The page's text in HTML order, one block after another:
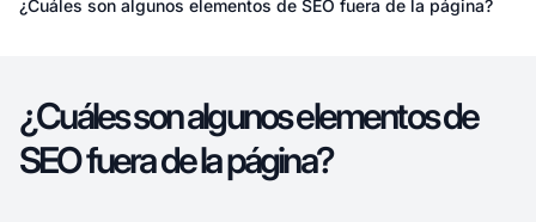
¿Cuáles son algunos elementos de SEO fuera de la página?
¿Cuáles son algunos elementos de
SEO fuera de la página?